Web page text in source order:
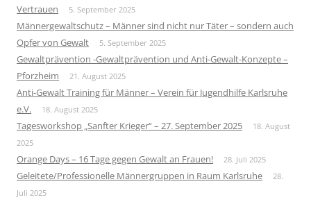
Vertrauen
5. September 2025
Männergewaltschutz – Männer sind nicht nur Täter – sondern auch
Opfer von Gewalt
5. September 2025
Gewaltprävention -Gewaltprävention und Anti-Gewalt-Konzepte –
Pforzheim
21. August 2025
Anti-Gewalt Training für Männer – Verein für Jugendhilfe Karlsruhe
e.V.
18. August 2025
Tagesworkshop „Sanfter Krieger“ – 27. September 2025
18. August
2025
Orange Days – 16 Tage gegen Gewalt an Frauen! 28. Juli 2025
Geleitete/Professionelle Männergruppen in Raum Karlsruhe
28.
Juli 2025